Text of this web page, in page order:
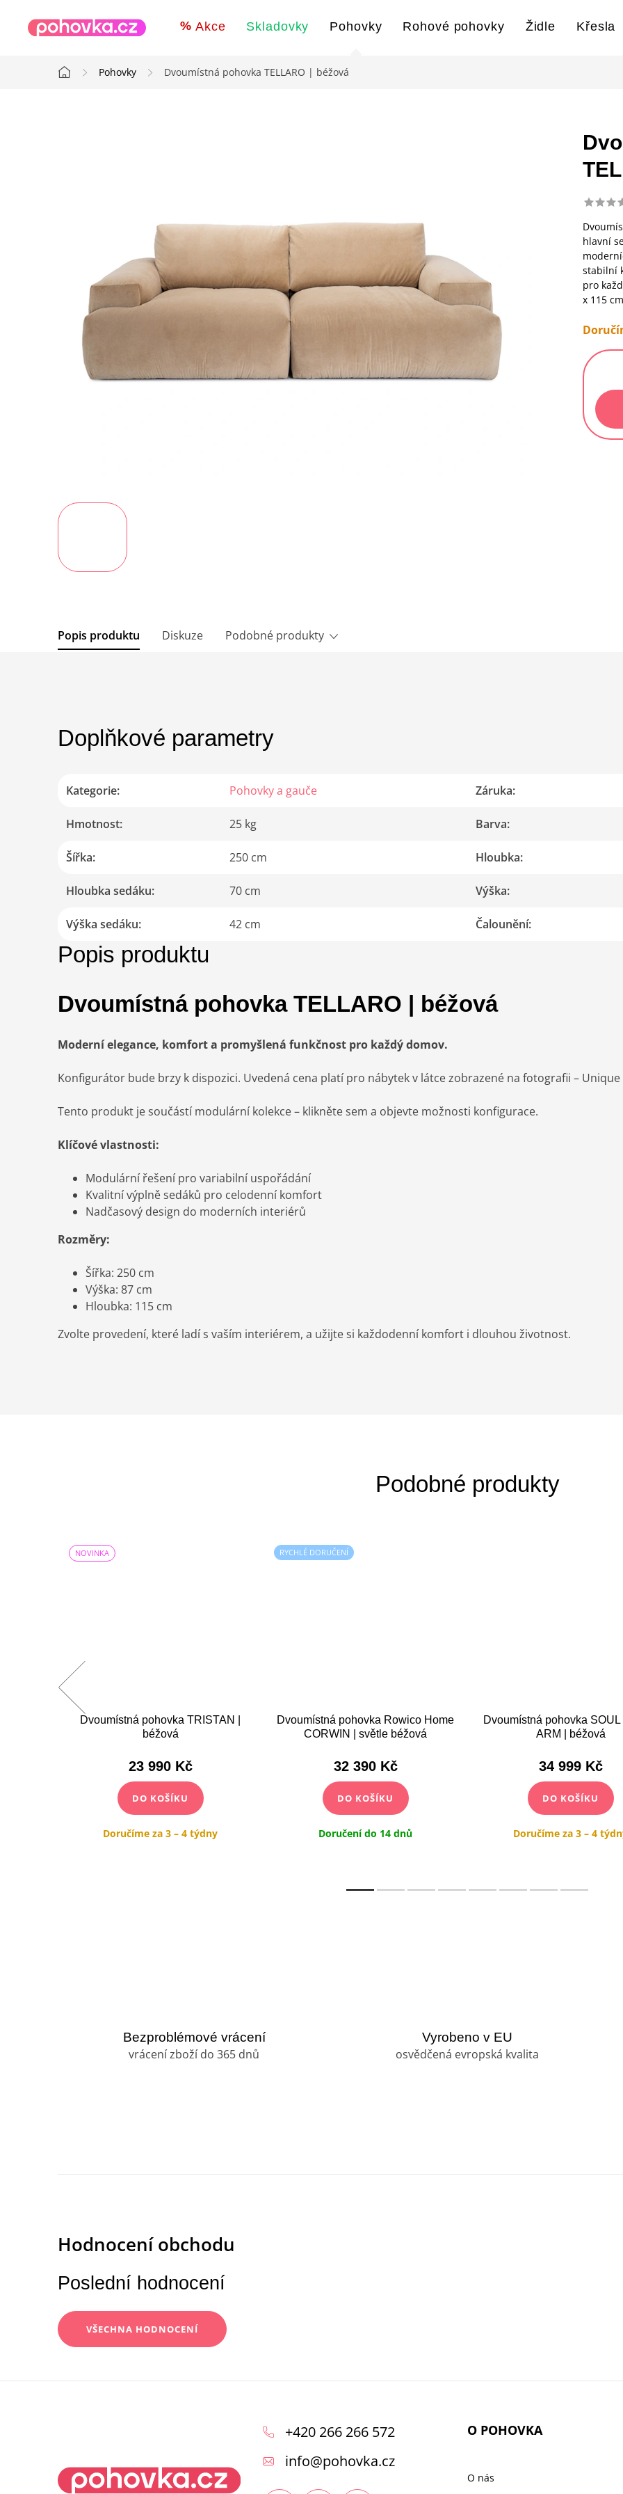
Akce Skladovky Pohovky Rohové pohovky Židle Křesla
Domů
Pohovky Dvoumístná pohovka TELLARO | béžová
hlavní
stabilní
pro
x 115 cm
cena:
Popis produktu Diskuze Podobné produkty
Popis produktu
Dvoumístná pohovka TELLARO | béžová
Moderní elegance, komfort a promyšlená funkčnost pro každý domov.
Konfigurátor bude brzy k dispozici. Uvedená cena platí pro nábytek v látce zobrazené na fotografii –
Tento produkt je součástí modulární kolekce – klikněte sem a objevte možnosti konfigurace.
Klíčové vlastnosti:
Modulární řešení pro variabilní uspořádání
Kvalitní výplně sedáků pro celodenní komfort
Nadčasový design do moderních interiérů
Rozměry:
Šířka: 250 cm
Výška: 87 cm
Hloubka: 115 cm
Zvolte provedení, které ladí s vaším interiérem, a užijte si každodenní komfort i dlouhou životnost.
Doplňkové parametry
Kategorie: Pohovky a gauče Záruka:
Hmotnost: 25 kg Barva:
Šířka: 250 cm Hloubka:
Hloubka sedáku: 70 cm Výška:
Výška sedáku: 42 cm Čalounění:
NOVINKA
Dvoumístná pohovka TRISTAN |
béžová
23 990 Kč
DO KOŠÍKU
Doručíme za 3 – 4 týdny
RYCHLÉ DORUČENÍ
Dvoumístná pohovka Rowico Home
CORWIN | světle béžová
32 390 Kč
DO KOŠÍKU
Doručení do 14 dnů
Dvoumístná pohovka
ARM | béžová
34 999 Kč
DO KOŠÍKU
Doručíme za 3 – 4
Bezproblémové vrácení
vrácení zboží do 365 dnů
Vyrobeno v EU
osvědčená evropská kvalita
Poslední hodnocení
VŠECHNA HODNOCENÍ
+420 266 266 572
info@pohovka.cz
O POHOVKA
O nás